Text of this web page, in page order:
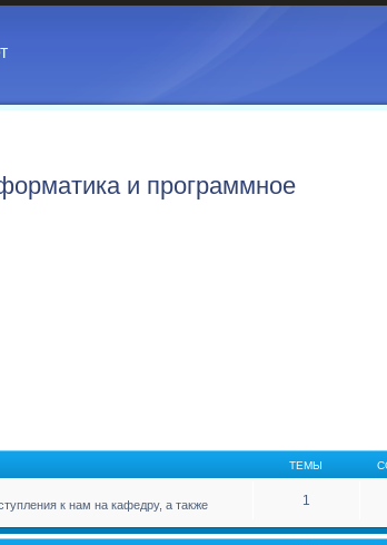
и программное
ТЕМЫ
к нам на кафедру, а также
1